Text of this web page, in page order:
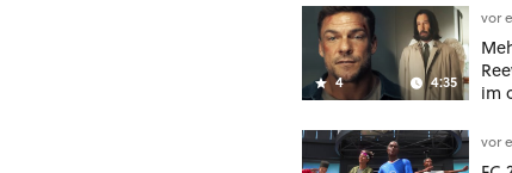
aus
4 4:35
vor
im
vor